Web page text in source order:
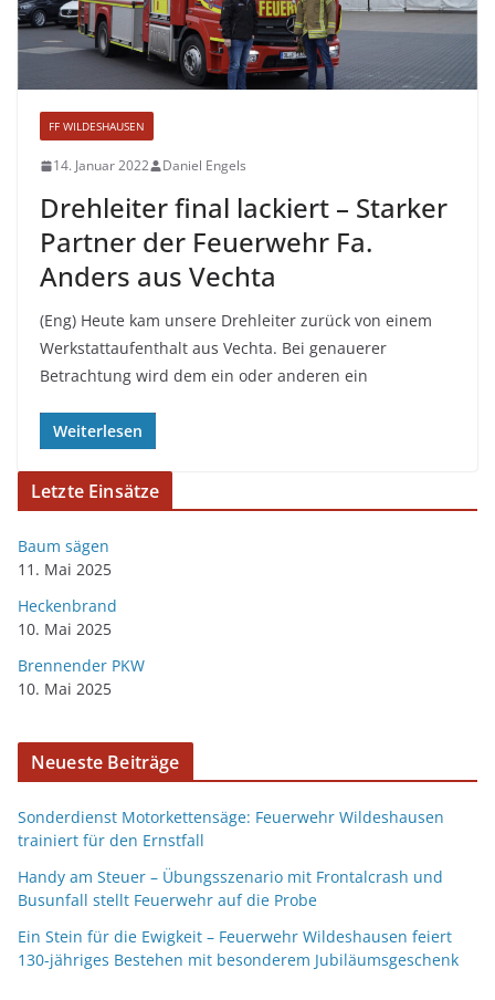
FF WILDESHAUSEN
14. Januar 2022 Daniel Engels
Drehleiter final lackiert – Starker
Partner der Feuerwehr Fa.
Anders aus Vechta
(Eng) Heute kam unsere Drehleiter zurück von einem
Werkstattaufenthalt aus Vechta. Bei genauerer
Betrachtung wird dem ein oder anderen ein
Weiterlesen
Letzte Einsätze
Baum sägen
11. Mai 2025
Heckenbrand
10. Mai 2025
Brennender PKW
10. Mai 2025
Neueste Beiträge
Sonderdienst Motorkettensäge: Feuerwehr Wildeshausen
trainiert für den Ernstfall
Handy am Steuer – Übungsszenario mit Frontalcrash und
Busunfall stellt Feuerwehr auf die Probe
Ein Stein für die Ewigkeit – Feuerwehr Wildeshausen feiert
130-jähriges Bestehen mit besonderem Jubiläumsgeschenk